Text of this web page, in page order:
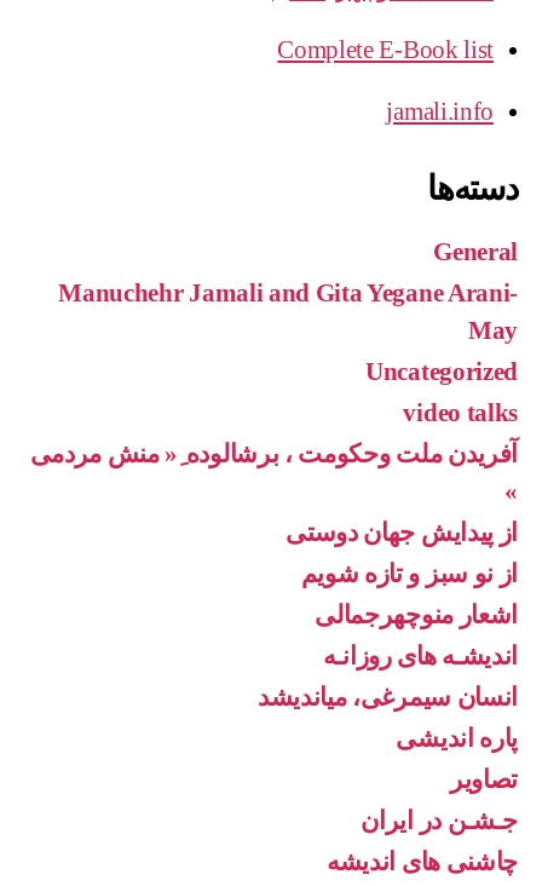
Complete E-Book list
jamali.info
دسته‌ها
General
Manuchehr Jamali and Gita Yegane Arani-
May
Uncategorized
video talks
آفریدن ملت وحکومت ، برشالوده ِ« منش مردمی
»
از پیدایش جهان دوستی
از نو سبز و تازه شویم
اشعار منوچهرجمالی
اندیشـه های روزانـه
انسان سیمرغی، میاندیشد
پاره اندیشی
تصاویر
جـشـن در ایران
چاشنی های اندیشه